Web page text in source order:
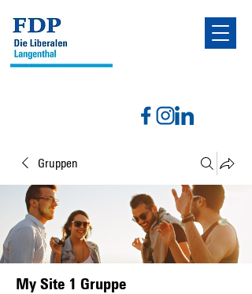
Gruppen
My Site 1 Gruppe